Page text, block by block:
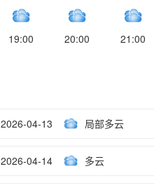
19:00 20:00 21:00
2026-04-13 局部多云
2026-04-14 多云